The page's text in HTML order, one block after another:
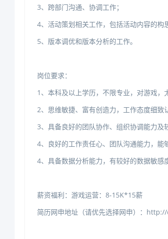
3、跨部门沟通、协调工作；
4、活动策划相关工作，包括活动内容的构
5、版本调优和版本分析的工作。
岗位要求：
1、本科及以上学历，不限专业，对游戏，
2、思维敏捷、富有创造力，工作态度细致
3、具备良好的团队协作、组织协调能力及
4、良好的工作责任心、团队沟通能力，能
4、具备数据分析能力，有较好的数据敏感
薪资福利：游戏运营：8-15K*15薪
简历网申地址（请优先选择网申）：